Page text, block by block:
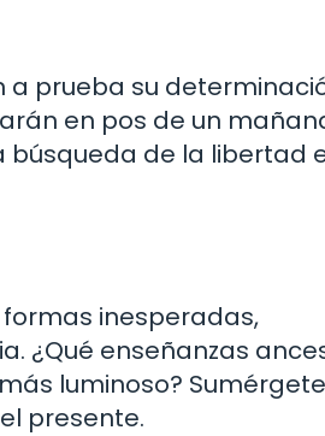
prueba su
en pos de un
búsqueda de la libertad
inesperadas,
¿Qué enseñanzas
luminoso?
presente.